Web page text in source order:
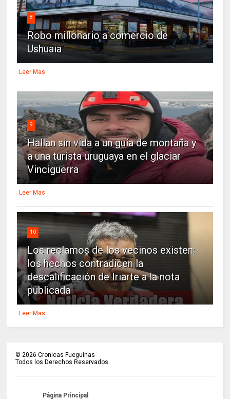
8
Robo millonario a comercio de
Ushuaia
Leer Mas
9
Hallan sin vida a un guía de montaña y
a una turista uruguaya en el glaciar
Vinciguerra
Leer Mas
10
Los reclamos de los vecinos existen:
los hechos contradicen la
descalificación de Iriarte a la nota
publicada
Leer Mas
© 2026 Cronicas Fueguinas
Todos los Derechos Reservados
Página Principal